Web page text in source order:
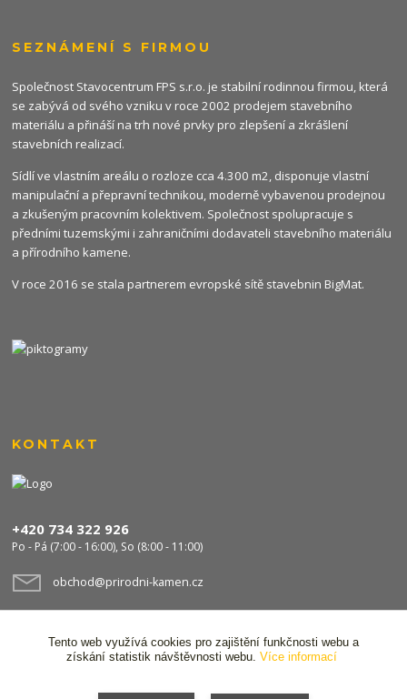
SEZNÁMENÍ S FIRMOU
Společnost Stavocentrum FPS s.r.o. je stabilní rodinnou firmou, která
se zabývá od svého vzniku v roce 2002 prodejem stavebního
materiálu a přináší na trh nové prvky pro zlepšení a zkrášlení
stavebních realizací.
Sídlí ve vlastním areálu o rozloze cca 4.300 m2, disponuje vlastní
manipulační a přepravní technikou, moderně vybavenou prodejnou
a zkušeným pracovním kolektivem. Společnost spolupracuje s
předními tuzemskými i zahraničními dodavateli stavebního materiálu
a přírodního kamene.
V roce 2016 se stala partnerem evropské sítě stavebnin BigMat.
KONTAKT
+420 734 322 926
Po - Pá (7:00 - 16:00), So (8:00 - 11:00)
obchod@prirodni-kamen.cz
Tento web využívá cookies pro zajištění funkčnosti webu a
získání statistik návštěvnosti webu. Více informací